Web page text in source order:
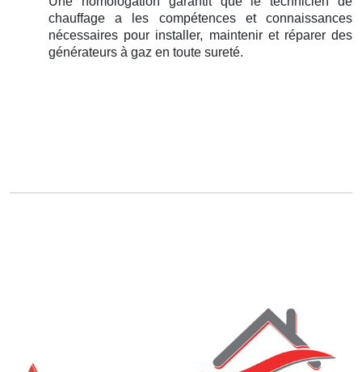
chauffage a les compétences et connaissances
nécessaires pour installer, maintenir et réparer des
générateurs à gaz en toute sureté.